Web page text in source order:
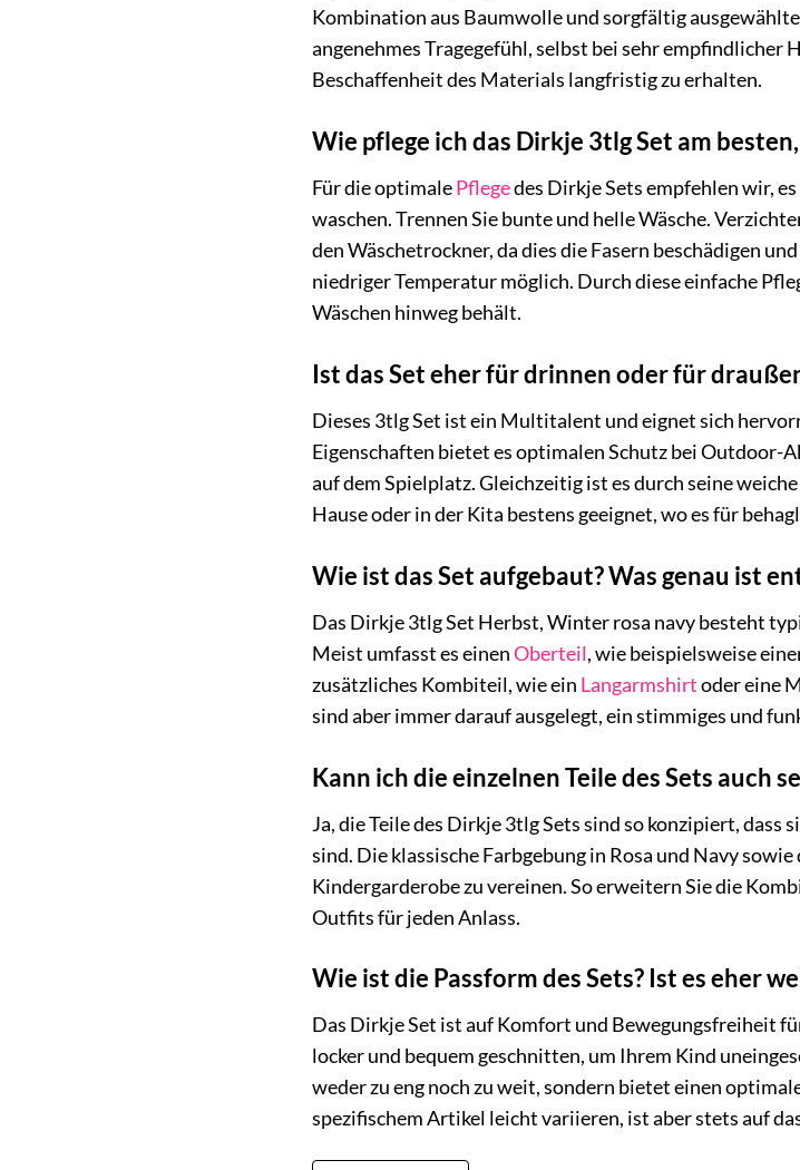
Kombination aus Baumwolle und sorgfältig
angenehmes Tragegefühl, selbst bei sehr empfindlicher
Beschaffenheit des Materials langfristig zu erhalten.
Wie pflege ich das Dirkje 3tlg Set am
Für die optimalePflegedes Dirkje Sets empfehlen wir,
waschen. Trennen Sie bunte und helle Wäsche.
den Wäschetrockner, da dies die Fasern beschädigen
niedriger Temperatur möglich. Durch diese einfache
Wäschen hinweg behält.
Ist das Set eher für drinnen oder für
Dieses 3tlg Set ist ein Multitalent und eignet sich
Eigenschaften bietet es optimalen Schutz bei Outdoor-
auf dem Spielplatz. Gleichzeitig ist es durch seine
Hause oder in der Kita bestens geeignet, wo es für
Wie ist das Set aufgebaut? Was genau ist
Das Dirkje 3tlg Set Herbst, Winter rosa navy besteht
Meist umfasst es einenOberteil, wie beispielsweise
zusätzliches Kombiteil, wie ein Langarmshirtoder eine
sind aber immer darauf ausgelegt, ein stimmiges und
Kann ich die einzelnen Teile des Sets auch
Ja, die Teile des Dirkje 3tlg Sets sind so konzipiert,
sind. Die klassische Farbgebung in Rosa und Navy
Kindergarderobe zu vereinen. So erweitern Sie die
Outfits für jeden Anlass.
Wie ist die Passform des Sets? Ist es eher
Das Dirkje Set ist auf Komfort und Bewegungsfreiheit
locker und bequem geschnitten, um Ihrem Kind
weder zu eng noch zu weit, sondern bietet einen
spezifischem Artikel leicht variieren, ist aber stets auf